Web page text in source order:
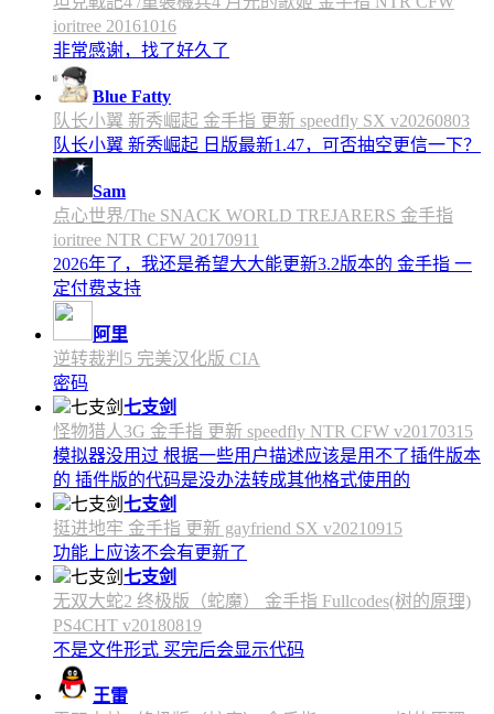
ioritree 20161016
非常感谢，找了好久了
Blue Fatty
队长小翼 新秀崛起 金手指 更新 speedfly SX v20260803
队长小翼 新秀崛起 日版最新1.47，可否抽空更信一下？
Sam
点心世界/The SNACK WORLD TREJARERS 金手指
ioritree NTR CFW 20170911
2026年了，我还是希望大大能更新3.2版本的 金手指 一
定付费支持
阿里
逆转裁判5 完美汉化版 CIA
密码
七支剑
怪物猎人3G 金手指 更新 speedfly NTR CFW v20170315
模拟器没用过 根据一些用户描述应该是用不了插件版本
的 插件版的代码是没办法转成其他格式使用的
七支剑
挺进地牢 金手指 更新 gayfriend SX v20210915
功能上应该不会有更新了
七支剑
无双大蛇2 终极版（蛇魔） 金手指 Fullcodes(树的原理)
PS4CHT v20180819
不是文件形式 买完后会显示代码
王雷